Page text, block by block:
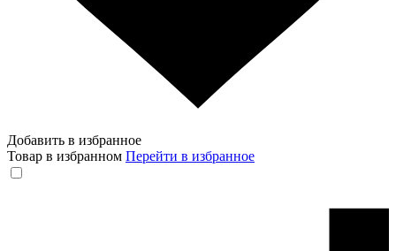
Добавить в избранное
Товар в избранном Перейти в избранное